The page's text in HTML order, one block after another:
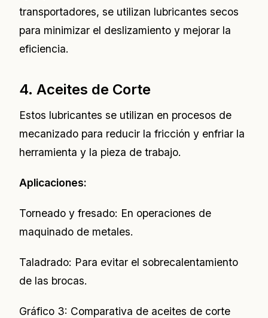
transportadores, se utilizan lubricantes secos
para minimizar el deslizamiento y mejorar la
eficiencia.
4. Aceites de Corte
Estos lubricantes se utilizan en procesos de
mecanizado para reducir la fricción y enfriar la
herramienta y la pieza de trabajo.
Aplicaciones:
Torneado y fresado: En operaciones de
maquinado de metales.
Taladrado: Para evitar el sobrecalentamiento
de las brocas.
Gráfico 3: Comparativa de aceites de corte